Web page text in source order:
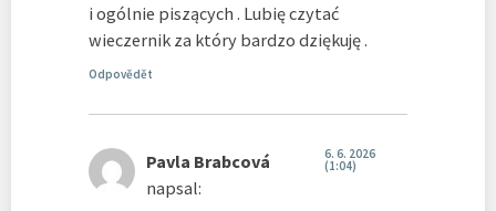
i ogólnie piszących . Lubię czytać
wieczernik za który bardzo dziękuję .
Odpovědět
Pavla Brabcová
napsal:
6. 6. 2026
(1:04)